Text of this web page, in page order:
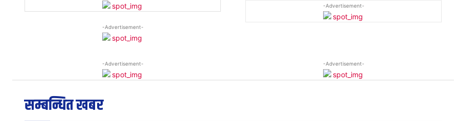
-Advertisement-
-Advertisement-
-Advertisement- -Advertisement-
सम्बन्धित खबर